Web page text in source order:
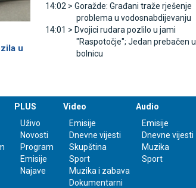
u
14:02 > Goražde: Građani traže rješenje
problema u vodosnabdijevanju
14:01 > Dvojici rudara pozlilo u jami
"Raspotočje"; Јedan prebačen u
bolnicu
PLUS
Uživo
Novosti
Program
Emisije
Najave
Video
Emisije
Dnevne vijesti
Skupština
Sport
Muzika i zabava
Dokumentarni
Audio
Emisije
Dnevne vijesti
Muzika
Sport